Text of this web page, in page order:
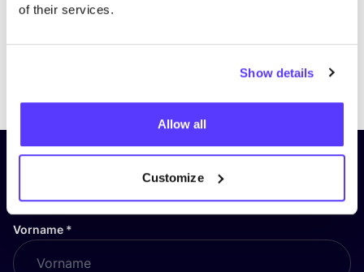
of their services.
Show details
Allow all
Customize
PreviousNext
Abonniere unseren Newsletter
und bleibe auf dem Laufenden!
Vorname *